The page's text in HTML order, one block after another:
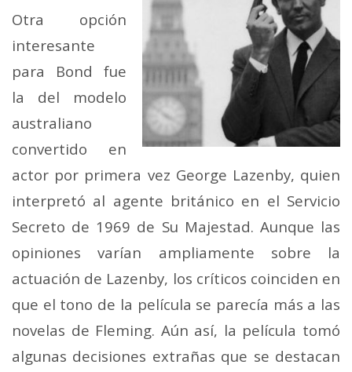
Otra opción
interesante
para Bond fue
la del modelo
australiano
convertido en
actor por primera vez George Lazenby, quien
interpretó al agente británico en el Servicio
Secreto de 1969 de Su Majestad. Aunque las
opiniones varían ampliamente sobre la
actuación de Lazenby, los críticos coinciden en
que el tono de la película se parecía más a las
novelas de Fleming. Aún así, la película tomó
algunas decisiones extrañas que se destacan